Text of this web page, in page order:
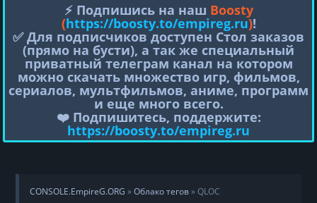
⚡️ Подпишись на наш Boosty
(https://boosty.to/empireg.ru)!
✅ Для подписчиков доступен Стол заказов
(прямо на бусти), а так же специальный
приватный телеграм канал на котором
можно скачать множество игр, фильмов,
сериалов, мультфильмов, аниме, программ
и еще много всего.
❤️ Подпишитесь, поддержите:
https://boosty.to/empireg.ru
CONSOLE.EmpireG.ORG »Облако тегов» QLOC